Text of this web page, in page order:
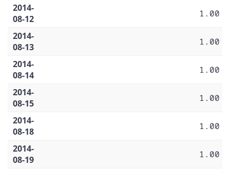
2014-
08-12
1.00
2014-
08-13
1.00
2014-
08-14
1.00
2014-
08-15
1.00
2014-
08-18
1.00
2014-
08-19
1.00